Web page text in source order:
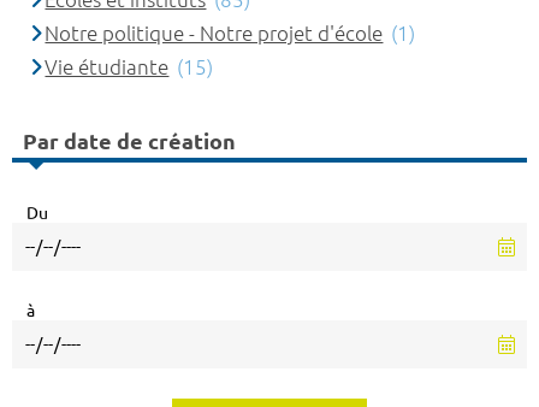
Notre politique - Notre projet d'école (1)
Vie étudiante (15)
Par date de création
Du
à